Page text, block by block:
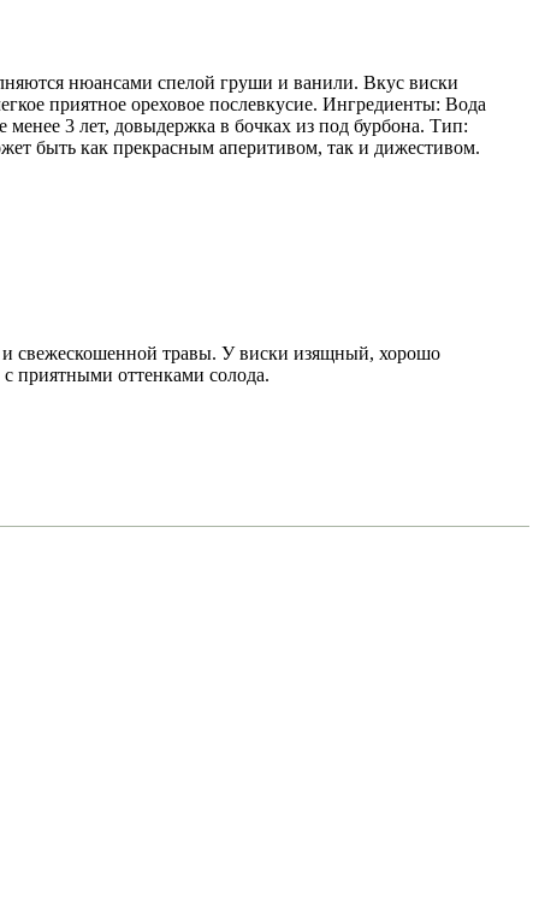
нюансами спелой груши и ванили. Вкус виски
приятное ореховое послевкусие. Ингредиенты: Вода
3 лет, довыдержка в бочках из под бурбона. Тип:
быть как прекрасным аперитивом, так и дижестивом.
и свежескошенной травы. У виски изящный, хорошо
приятными оттенками солода.